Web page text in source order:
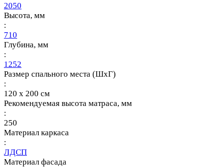
2050
Высота, мм
:
710
Глубина, мм
:
1252
Размер спального места (ШхГ)
:
120 х 200 см
Рекомендуемая высота матраса, мм
:
250
Материал каркаса
:
ЛДСП
Материал фасада